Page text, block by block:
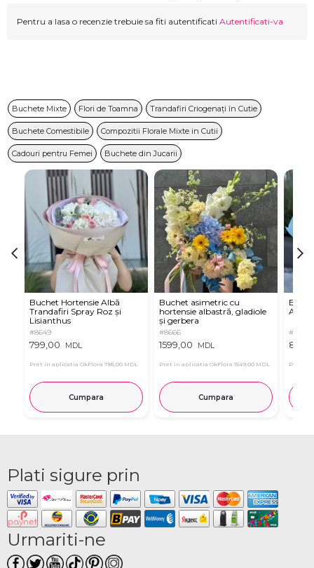
Pentru a lasa o recenzie trebuie sa fiti autentificati Autentificati-va
Buchete Mixte Flori de Toamna Trandafiri Criogenați în Cutie
Buchete Comestibile Compozitii Florale Mixte in Cutii
Cadouri pentru Femei Buchete din Jucarii
Buchet Hortensie Albă
Trandafiri Spray Roz și
Lisianthus
#8649
799,00 MDL
Pret in aplicatia OkFlora 785,00 MDL
Cumpara
Buchet asimetric cu
hortensie albastră, gladiole
și gerbera
#8666
1599,00 MDL
Pret in aplicatia OkFlora 1549,00 MDL
Cumpara
#8663
Pret in
Plati sigure prin
Urmariti-ne